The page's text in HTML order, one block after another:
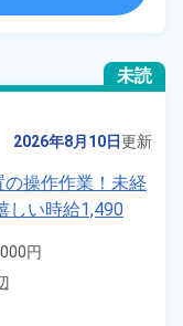
未読
2026年8月10日更新
操作作業！未経
しい時給1,490
ーム寮完備！赴
◎《兵庫県南あ
円